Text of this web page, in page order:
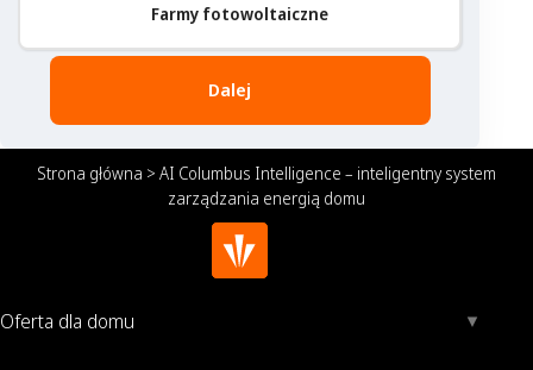
Farmy fotowoltaiczne
Dalej
Strona główna > AI Columbus Intelligence – inteligentny system
zarządzania energią domu
Oferta dla domu